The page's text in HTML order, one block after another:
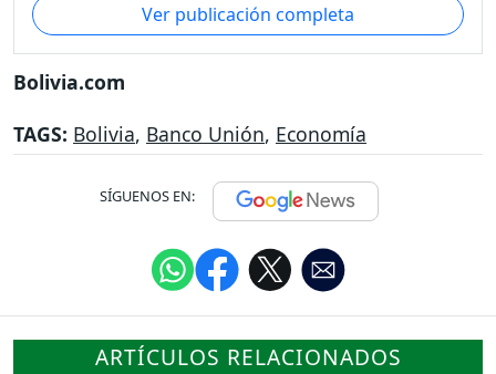
Ver publicación completa
Bolivia.com
TAGS: Bolivia, Banco Unión, Economía
SÍGUENOS EN:
ARTÍCULOS RELACIONADOS